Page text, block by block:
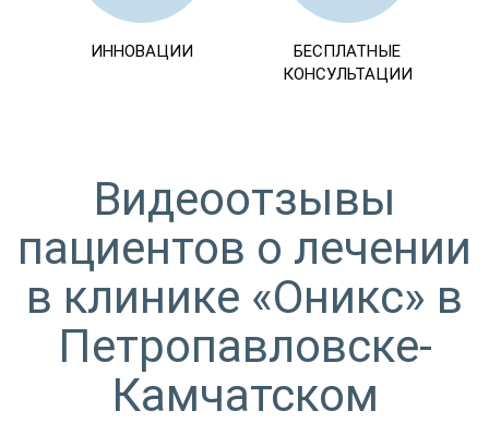
ИННОВАЦИИ
БЕСПЛАТНЫЕ
КОНСУЛЬТАЦИИ
Видеоотзывы
пациентов о лечении
в клинике «Оникс» в
Петропавловске-
Камчатском